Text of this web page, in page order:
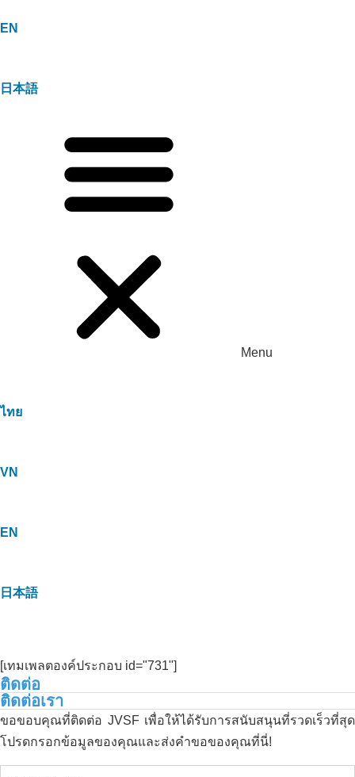
EN
日本語
Menu
ไทย
VN
EN
日本語
[เทมเพลตองค์ประกอบ id="731"]
ติดต่อ
ติดต่อเรา
ขอขอบคุณที่ติดต่อ JVSF เพื่อให้ได้รับการสนับสนุนที่รวดเร็วที่สุด
โปรดกรอกข้อมูลของคุณและส่งคำขอของคุณที่นี่!